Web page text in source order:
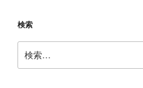
検索
索: